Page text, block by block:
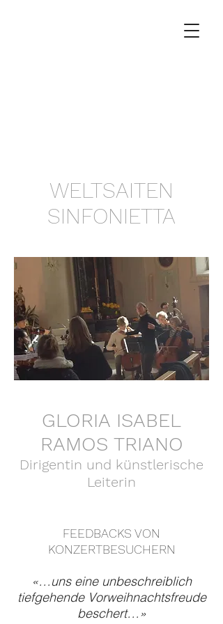
WELTSAITEN
SINFONIETTA
GLORIA ISABEL
RAMOS TRIANO
Dirigentin und künstlerische
Leiterin
FEEDBACKS VON
KONZERTBESUCHERN
«…uns eine unbeschreiblich
tiefgehende Vorweihnachtsfreude
beschert…»